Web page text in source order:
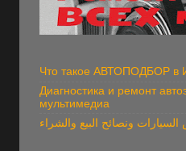
Что такое АВТОПОДБОР в
Диагностика и ремонт
мультимедиа
ونصائح البيع والشراء